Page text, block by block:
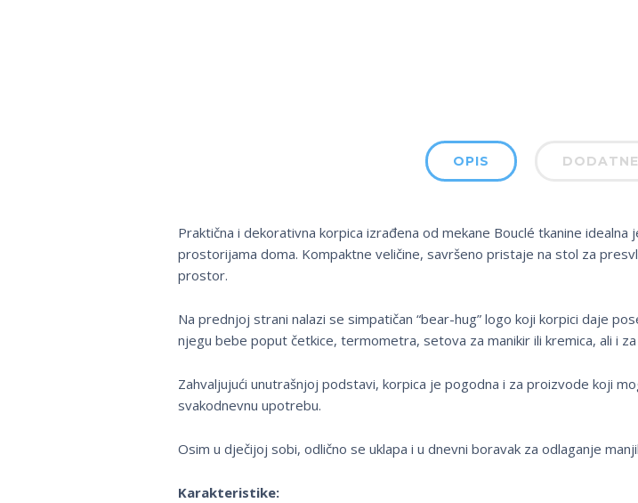
OPIS
Praktična i dekorativna korpica izrađena od mekane Bouclé tkanine
prostorijama doma. Kompaktne veličine, savršeno pristaje na stol za
prostor.
Na prednjoj strani nalazi se simpatičan “bear-hug” logo koji korpici daje
njegu bebe poput četkice, termometra, setova za manikir ili kremica, ali i
Zahvaljujući unutrašnjoj podstavi, korpica je pogodna i za proizvode koji
svakodnevnu upotrebu.
Osim u dječijoj sobi, odlično se uklapa i u dnevni boravak za odlaganje
Karakteristike: